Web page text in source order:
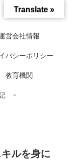
営会社情報
バシーポリシー
教育機関
ルを身に
Translate »